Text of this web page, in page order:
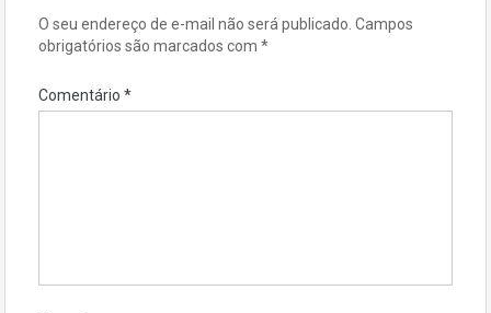
O seu endereço de e-mail não será publicado. Campos
obrigatórios são marcados com *
Comentário *